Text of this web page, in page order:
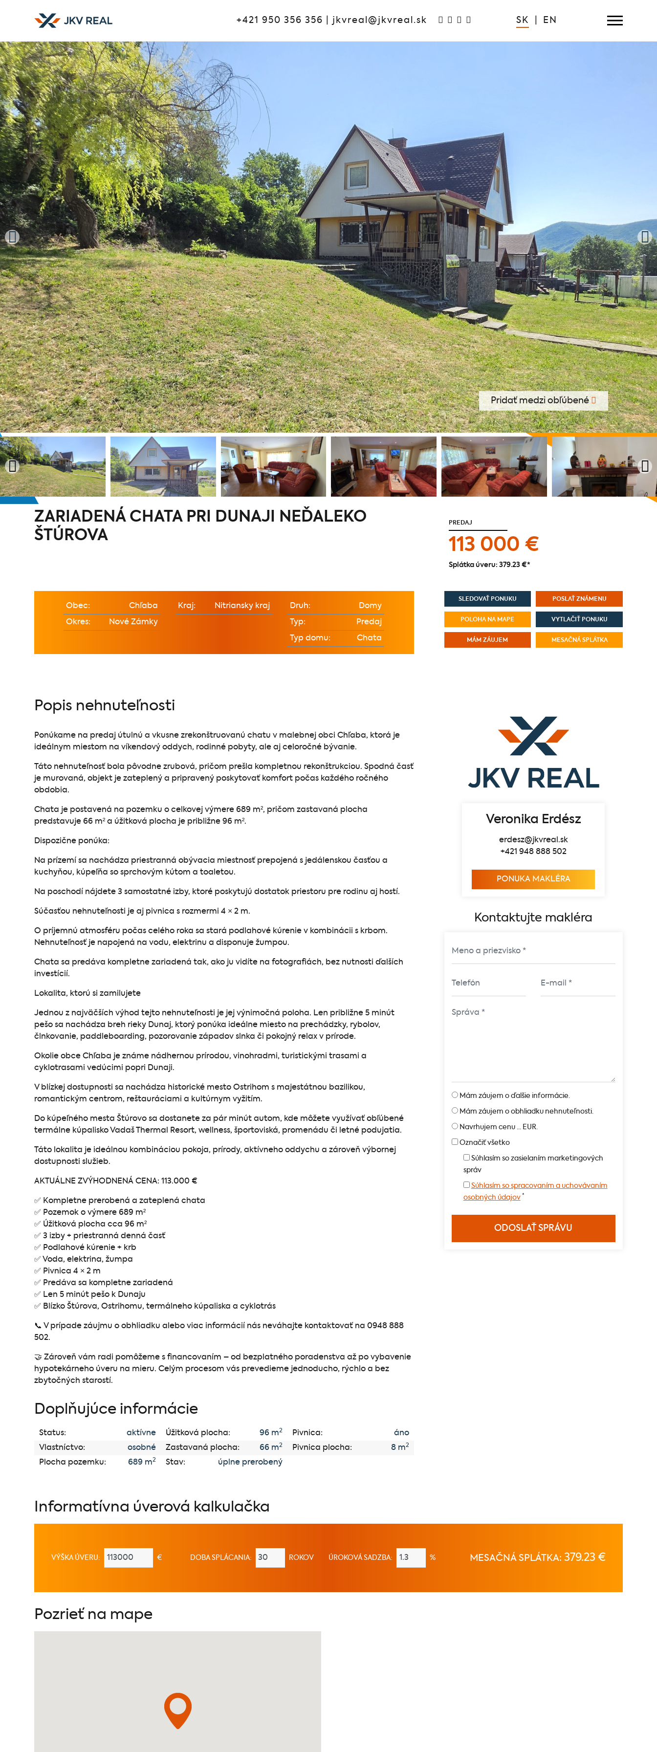
+421 950 356 356 jkvreal@jkvreal.sk SK EN
Pridať medzi obľúbené
ZARIADENÁ CHATA PRI DUNAJI NEĎALEKO
ŠTÚROVA
PREDAJ
113 000 €
Splátka úveru: 379.23 €*
Obec: Chľaba
Okres: Nové Zámky
Kraj: Nitriansky kraj Druh: Domy
Typ: Predaj
Typ domu: Chata
Popis nehnuteľnosti
Ponúkame na predaj útulnú a vkusne zrekonštruovanú chatu v malebnej obci Chľaba, ktorá je
ideálnym miestom na víkendový oddych, rodinné pobyty, ale aj celoročné bývanie.
Táto nehnuteľnosť bola pôvodne zrubová, pričom prešla kompletnou rekonštrukciou. Spodná časť
je murovaná, objekt je zateplený a pripravený poskytovať komfort počas každého ročného
obdobia.
Chata je postavená na pozemku o celkovej výmere 689 m², pričom zastavaná plocha
predstavuje 66 m² a úžitková plocha je približne 96 m².
Dispozične ponúka:
Na prízemí sa nachádza priestranná obývacia miestnosť prepojená s jedálenskou časťou a
kuchyňou, kúpeľňa so sprchovým kútom a toaletou.
Na poschodí nájdete 3 samostatné izby, ktoré poskytujú dostatok priestoru pre rodinu aj hostí.
Súčasťou nehnuteľnosti je aj pivnica s rozmermi 4 × 2 m.
O príjemnú atmosféru počas celého roka sa stará podlahové kúrenie v kombinácii s krbom.
Nehnuteľnosť je napojená na vodu, elektrinu a disponuje žumpou.
Chata sa predáva kompletne zariadená tak, ako ju vidíte na fotografiách, bez nutnosti ďalších
investícií.
Lokalita, ktorú si zamilujete
Jednou z najväčších výhod tejto nehnuteľnosti je jej výnimočná poloha. Len približne 5 minút
pešo sa nachádza breh rieky Dunaj, ktorý ponúka ideálne miesto na prechádzky, rybolov,
člnkovanie, paddleboarding, pozorovanie západov slnka či pokojný relax v prírode.
Okolie obce Chľaba je známe nádhernou prírodou, vinohradmi, turistickými trasami a
cyklotrasami vedúcimi popri Dunaji.
V blízkej dostupnosti sa nachádza historické mesto Ostrihom s majestátnou bazilikou,
romantickým centrom, reštauráciami a kultúrnym vyžitím.
Do kúpeľného mesta Štúrovo sa dostanete za pár minút autom, kde môžete využívať obľúbené
termálne kúpalisko Vadaš Thermal Resort, wellness, športoviská, promenádu či letné podujatia.
Táto lokalita je ideálnou kombináciou pokoja, prírody, aktívneho oddychu a zároveň výbornej
dostupnosti služieb.
AKTUÁLNE ZVÝHODNENÁ CENA: 113.000 €
✅ Kompletne prerobená a zateplená chata
✅ Pozemok o výmere 689 m²
✅ Úžitková plocha cca 96 m²
✅ 3 izby + priestranná denná časť
✅ Podlahové kúrenie + krb
✅ Voda, elektrina, žumpa
✅ Pivnica 4 × 2 m
✅ Predáva sa kompletne zariadená
✅ Len 5 minút pešo k Dunaju
✅ Blízko Štúrova, Ostrihomu, termálneho kúpaliska a cyklotrás
📞 V prípade záujmu o obhliadku alebo viac informácií nás neváhajte kontaktovať na 0948 888
502.
🤝 Zároveň vám radi pomôžeme s financovaním – od bezplatného poradenstva až po vybavenie
hypotekárneho úveru na mieru. Celým procesom vás prevedieme jednoducho, rýchlo a bez
zbytočných starostí.
Doplňujúce informácie
Status:
aktívne
Vlastníctvo:
osobné
Plocha pozemku:
689 m2
Úžitková plocha: 96 m2
Zastavaná plocha: 66 m2
Stav: úplne prerobený
Pivnica:
áno
Pivnica plocha:
8 m2
SLEDOVAŤ PONUKU POSLAŤ ZNÁMENU
POLOHA NA MAPE VYTLAČIŤ PONUKU
MÁM ZÁUJEM MESAČNÁ SPLÁTKA
Veronika Erdész
erdesz@jkvreal.sk
+421 948 888 502
PONUKA MAKLÉRA
Kontaktujte makléra
Mám záujem o ďalšie informácie.
Mám záujem o obhliadku nehnuteľnosti.
Navrhujem cenu ... EUR.
Označiť všetko
Súhlasím so zasielaním marketingových
správ
Súhlasím so spracovaním a uchovávaním
osobných údajov *
Informatívna úverová kalkulačka
VÝŠKA ÚVERU: € DOBA SPLÁCANIA: ROKOV ÚROKOVÁ SADZBA: % MESAČNÁ SPLÁTKA: 379.23 €
Pozrieť na mape